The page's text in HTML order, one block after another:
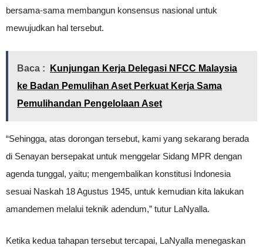
bersama-sama membangun konsensus nasional untuk
mewujudkan hal tersebut.
Baca :
Kunjungan Kerja Delegasi NFCC Malaysia
ke Badan Pemulihan Aset Perkuat Kerja Sama
Pemulihandan Pengelolaan Aset
“Sehingga, atas dorongan tersebut, kami yang sekarang berada
di Senayan bersepakat untuk menggelar Sidang MPR dengan
agenda tunggal, yaitu; mengembalikan konstitusi Indonesia
sesuai Naskah 18 Agustus 1945, untuk kemudian kita lakukan
amandemen melalui teknik adendum,” tutur LaNyalla.
Ketika kedua tahapan tersebut tercapai, LaNyalla menegaskan